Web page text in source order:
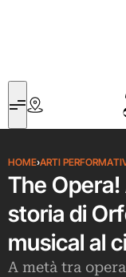
HOME›ARTI
The Opera!
storia di
musical al
A metà tra